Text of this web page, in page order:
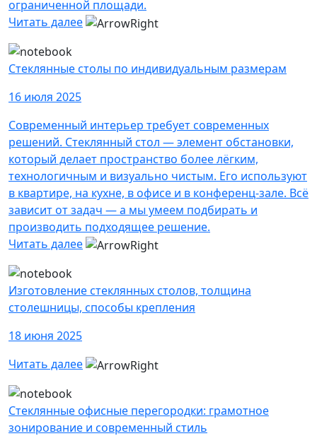
ограниченной площади.
Читать далее
Стеклянные столы по индивидуальным размерам
16 июля 2025
Современный интерьер требует современных
решений. Стеклянный стол — элемент обстановки,
который делает пространство более лёгким,
технологичным и визуально чистым. Его используют
в квартире, на кухне, в офисе и в конференц-зале. Всё
зависит от задач — а мы умеем подбирать и
производить подходящее решение.
Читать далее
Изготовление стеклянных столов, толщина
столешницы, способы крепления
18 июня 2025
Читать далее
Стеклянные офисные перегородки: грамотное
зонирование и современный стиль